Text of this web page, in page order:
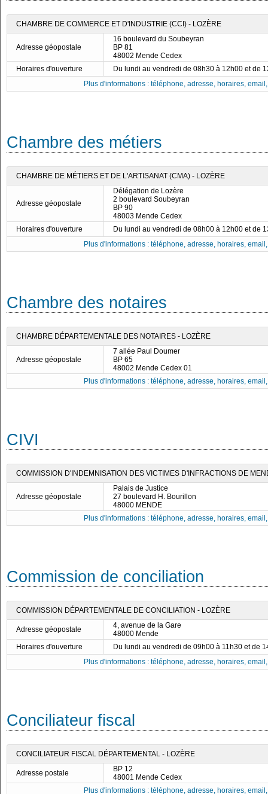
CHAMBRE DE COMMERCE ET D'INDUSTRIE (CCI) - LOZÈRE
Adresse géopostale
16 boulevard du Soubeyran
BP 81
48002 Mende Cedex
Horaires d'ouverture
Du lundi au vendredi de 08h30 à 12h00 et de
Plus d'informations : téléphone, adresse, horaires,
Chambre des métiers
CHAMBRE DE MÉTIERS ET DE L'ARTISANAT (CMA) - LOZÈRE
Adresse géopostale
Délégation de Lozère
2 boulevard Soubeyran
BP 90
48003 Mende Cedex
Horaires d'ouverture
Du lundi au vendredi de 08h00 à 12h00 et de
Plus d'informations : téléphone, adresse, horaires,
Chambre des notaires
CHAMBRE DÉPARTEMENTALE DES NOTAIRES - LOZÈRE
Adresse géopostale
7 allée Paul Doumer
BP 65
48002 Mende Cedex 01
Plus d'informations : téléphone, adresse, horaires,
CIVI
COMMISSION D'INDEMNISATION DES VICTIMES D'INFRACTIONS DE
Adresse géopostale
Palais de Justice
27 boulevard H. Bourillon
48000 MENDE
Plus d'informations : téléphone, adresse, horaires,
Commission de conciliation
COMMISSION DÉPARTEMENTALE DE CONCILIATION - LOZÈRE
Adresse géopostale
4, avenue de la Gare
48000 Mende
Horaires d'ouverture
Du lundi au vendredi de 09h00 à 11h30 et de
Plus d'informations : téléphone, adresse, horaires,
Conciliateur fiscal
CONCILIATEUR FISCAL DÉPARTEMENTAL - LOZÈRE
Adresse postale
BP 12
48001 Mende Cedex
Plus d'informations : téléphone, adresse, horaires,